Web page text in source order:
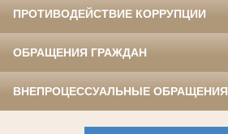
ПРОТИВОДЕЙСТВИЕ КОРРУПЦИИ
ОБРАЩЕНИЯ ГРАЖДАН
ВНЕПРОЦЕССУАЛЬНЫЕ ОБРАЩЕНИЯ